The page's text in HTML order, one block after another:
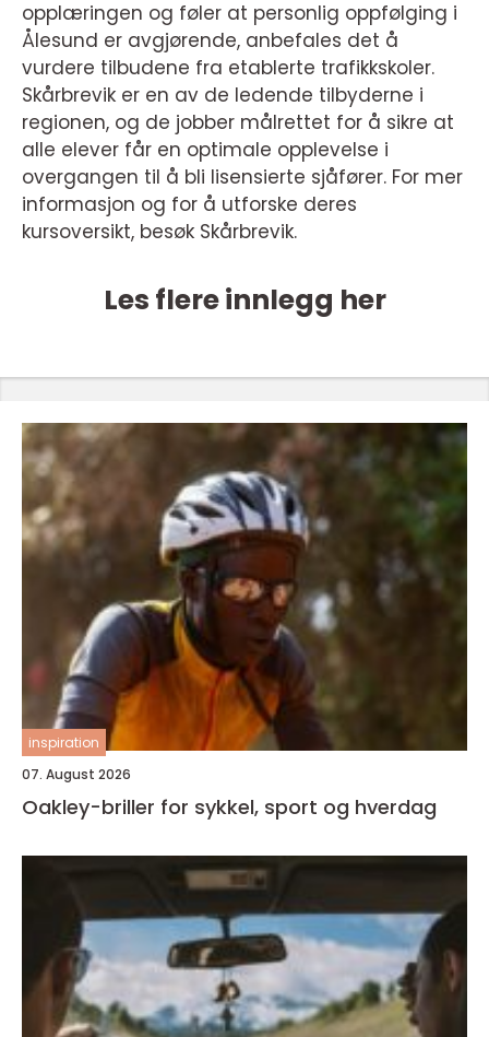
opplæringen og føler at personlig oppfølging i
Ålesund er avgjørende, anbefales det å
vurdere tilbudene fra etablerte trafikkskoler.
Skårbrevik er en av de ledende tilbyderne i
regionen, og de jobber målrettet for å sikre at
alle elever får en optimale opplevelse i
overgangen til å bli lisensierte sjåfører. For mer
informasjon og for å utforske deres
kursoversikt, besøk Skårbrevik.
Les flere innlegg her
inspiration
07. August 2026
Oakley-briller for sykkel, sport og hverdag